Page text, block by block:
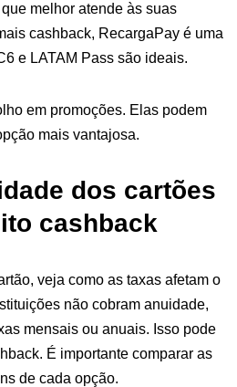
melhor atende às suas
cashback, RecargaPay é uma
e LATAM Pass são ideais.
em promoções. Elas podem
mais vantajosa.
dos cartões
cashback
veja como as taxas afetam o
não cobram anuidade,
mensais ou anuais. Isso pode
É importante comparar as
de cada opção.